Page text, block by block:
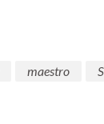
maestro